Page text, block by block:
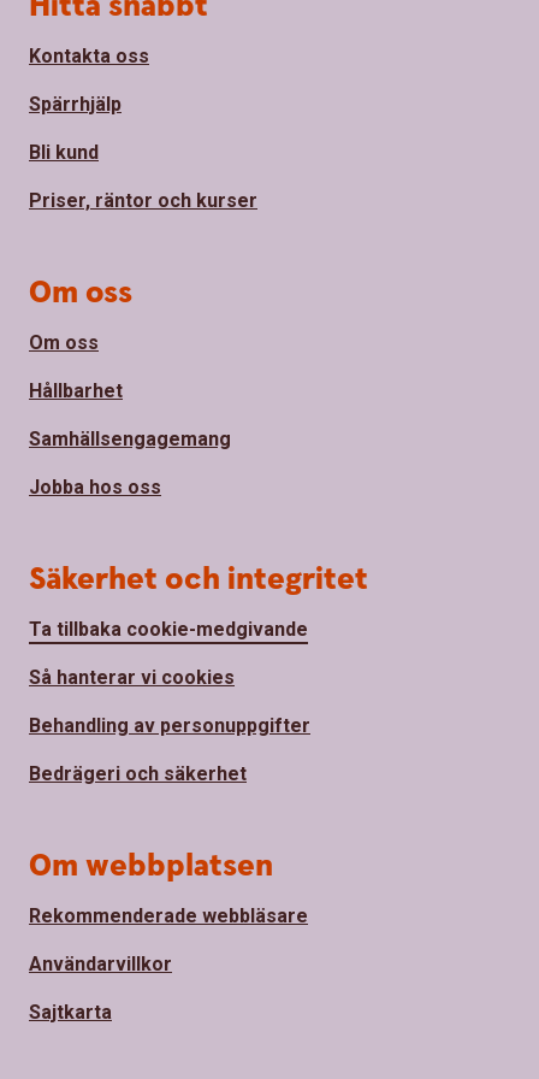
Kontakta oss
Spärrhjälp
Bli kund
Priser, räntor och kurser
Om oss
Om oss
Hållbarhet
Samhällsengagemang
Jobba hos oss
Säkerhet och integritet
Ta tillbaka cookie-medgivande
Så hanterar vi cookies
Behandling av personuppgifter
Bedrägeri och säkerhet
Om webbplatsen
Rekommenderade webbläsare
Användarvillkor
Sajtkarta